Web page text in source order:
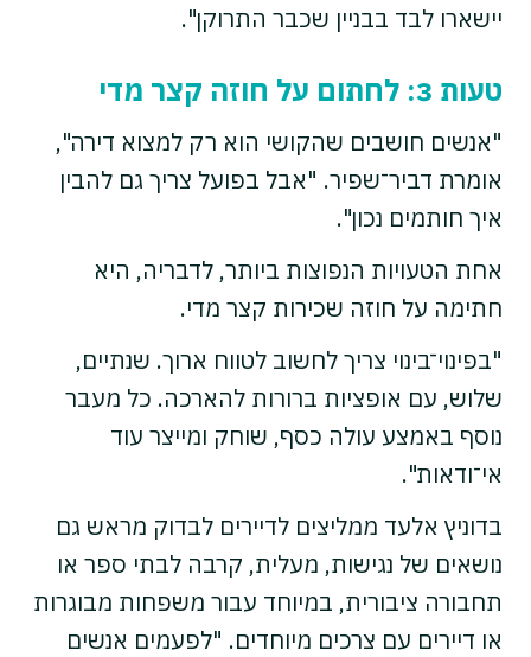
יישארו לבד בבניין שכבר התרוקן".
טעות 3: לחתום על חוזה קצר מדי
"אנשים חושבים שהקושי הוא רק למצוא דירה",
אומרת דביר־שפיר. "אבל בפועל צריך גם להבין
איך חותמים נכון".
אחת הטעויות הנפוצות ביותר, לדבריה, היא
חתימה על חוזה שכירות קצר מדי.
"בפינוי־בינוי צריך לחשוב לטווח ארוך. שנתיים,
שלוש, עם אופציות ברורות להארכה. כל מעבר
נוסף באמצע עולה כסף, שוחק ומייצר עוד
אי־ודאות".
בדוניץ אלעד ממליצים לדיירים לבדוק מראש גם
נושאים של נגישות, מעלית, קרבה לבתי ספר או
תחבורה ציבורית, במיוחד עבור משפחות מבוגרות
או דיירים עם צרכים מיוחדים. "לפעמים אנשים